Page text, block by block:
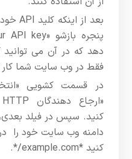
دهد که در آن می توانید
فقط در وب سایت شما کار
در قسمت کشویی
کنید. سپس در فیلد بعدی،
دامنه وب سایت خود را
کنید*example.com/*
.